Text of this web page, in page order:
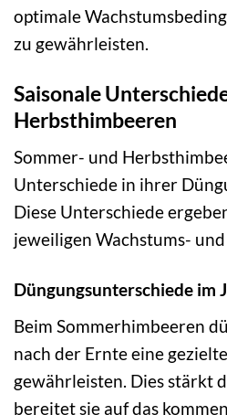
optimale
zu gewährleisten.
Saisonale
Herbsthimbeeren
Sommer- und
Unterschiede in ihrer
Diese Unterschiede
jeweiligen Wachstums-
Düngungsunterschiede im
Beim Sommerhimbeeren
nach der Ernte eine
gewährleisten. Dies stärkt
bereitet sie auf das